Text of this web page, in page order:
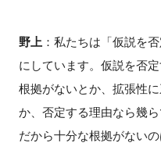
野上 ：私たちは「仮説を
にしています。仮説を否
根拠がないとか、拡張性
か、否定する理由なら幾
だから十分な根拠がない